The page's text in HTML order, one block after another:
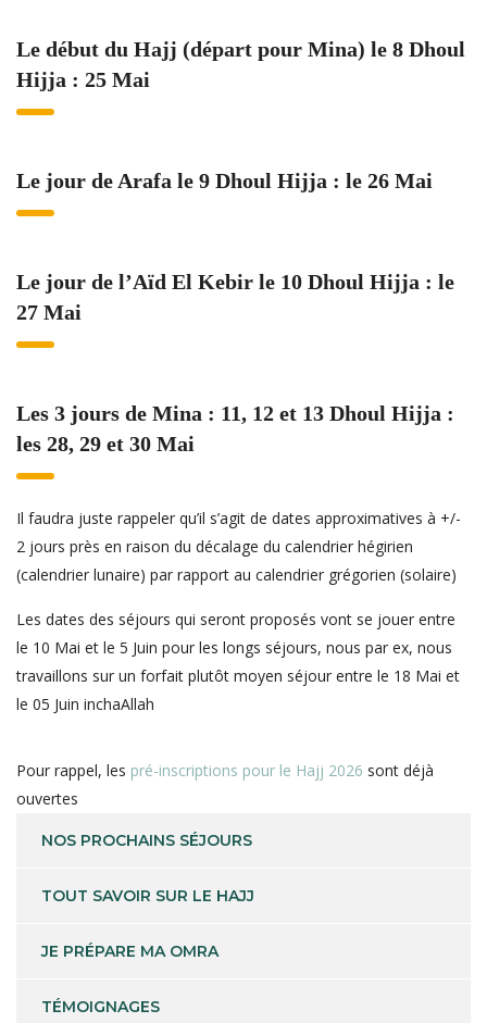
Le début du Hajj (départ pour Mina) le 8 Dhoul
Hijja : 25 Mai
Le jour de Arafa le 9 Dhoul Hijja : le 26 Mai
Le jour de l’Aïd El Kebir le 10 Dhoul Hijja : le
27 Mai
Les 3 jours de Mina : 11, 12 et 13 Dhoul Hijja :
les 28, 29 et 30 Mai
Il faudra juste rappeler qu’il s’agit de dates approximatives à +/-
2 jours près en raison du décalage du calendrier hégirien
(calendrier lunaire) par rapport au calendrier grégorien (solaire)
Les dates des séjours qui seront proposés vont se jouer entre
le 10 Mai et le 5 Juin pour les longs séjours, nous par ex, nous
travaillons sur un forfait plutôt moyen séjour entre le 18 Mai et
le 05 Juin inchaAllah
Pour rappel, les pré-inscriptions pour le Hajj 2026 sont déjà
ouvertes
NOS PROCHAINS SÉJOURS
TOUT SAVOIR SUR LE HAJJ
JE PRÉPARE MA OMRA
TÉMOIGNAGES